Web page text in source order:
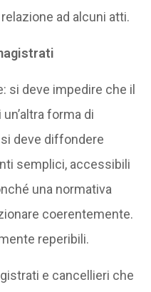
ad alcuni atti.
si deve impedire che il
forma di
deve diffondere
semplici, accessibili
una normativa
coerentemente.
reperibili.
e cancellieri che